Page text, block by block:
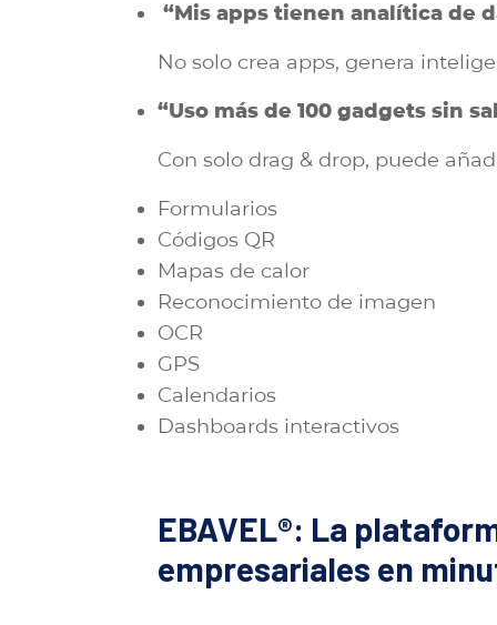
“Mis apps tienen analítica de
No solo crea apps, genera
“Uso más de 100 gadgets sin
Con solo drag & drop, puede
Formularios
Códigos QR
Mapas de calor
Reconocimiento de imagen
OCR
GPS
Calendarios
Dashboards interactivos
EBAVEL®: La
empresariales en